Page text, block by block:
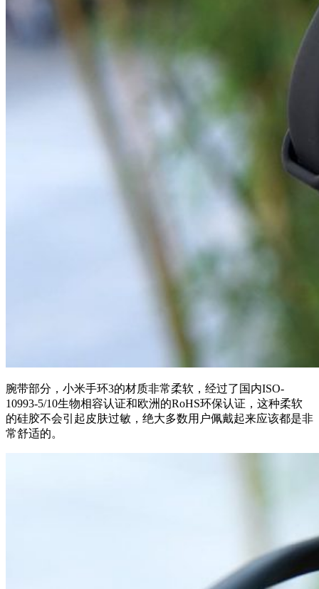
腕带部分，小米手环3的材质非常柔软，经过了国内ISO-
10993-5/10生物相容认证和欧洲的RoHS环保认证，这种柔软
的硅胶不会引起皮肤过敏，绝大多数用户佩戴起来应该都是非
常舒适的。